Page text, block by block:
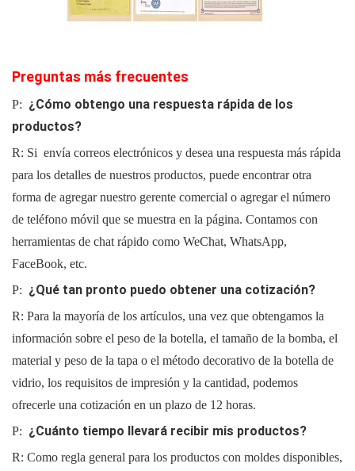
Preguntas más frecuentes
P: ¿Cómo obtengo una respuesta rápida de los
productos?
R: Si envía correos electrónicos y desea una respuesta más rápida
para los detalles de nuestros productos, puede encontrar otra
forma de agregar nuestro gerente comercial o agregar el número
de teléfono móvil que se muestra en la página. Contamos con
herramientas de chat rápido como WeChat, WhatsApp,
FaceBook, etc.
P: ¿Qué tan pronto puedo obtener una cotización?
R: Para la mayoría de los artículos, una vez que obtengamos la
información sobre el peso de la botella, el tamaño de la bomba, el
material y peso de la tapa o el método decorativo de la botella de
vidrio, los requisitos de impresión y la cantidad, podemos
ofrecerle una cotización en un plazo de 12 horas.
P: ¿Cuánto tiempo llevará recibir mis productos?
R: Como regla general para los productos con moldes disponibles,